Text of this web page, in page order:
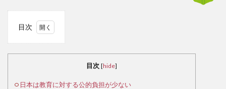
目次
に対
目次 [hide]
日本は教育に対する公的負担が少ない